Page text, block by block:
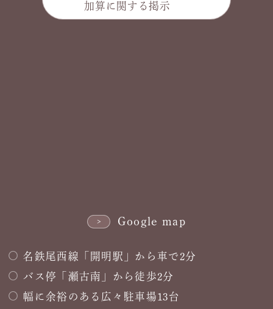
加算に関する掲示
Google map
名鉄尾西線「開明駅」から車で2分
バス停「瀬古南」から徒歩2分
幅に余裕のある広々駐車場13台